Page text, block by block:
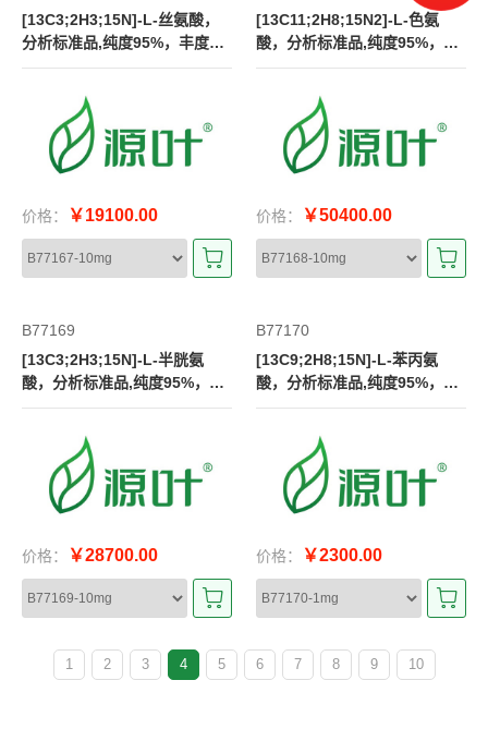
[13C3;2H3;15N]-L-丝氨酸，
分析标准品,纯度95%，丰度9
8%
价格： ￥19100.00
[13C11;2H8;15N2]-L-色氨
酸，分析标准品,纯度95%，丰
度98%
价格： ￥50400.00
B77169
[13C3;2H3;15N]-L-半胱氨
酸，分析标准品,纯度95%，丰
度98%
价格： ￥28700.00
B77170
[13C9;2H8;15N]-L-苯丙氨
酸，分析标准品,纯度95%，丰
度98%
价格： ￥2300.00
1 2 3 4 5 6 7 8 9 10